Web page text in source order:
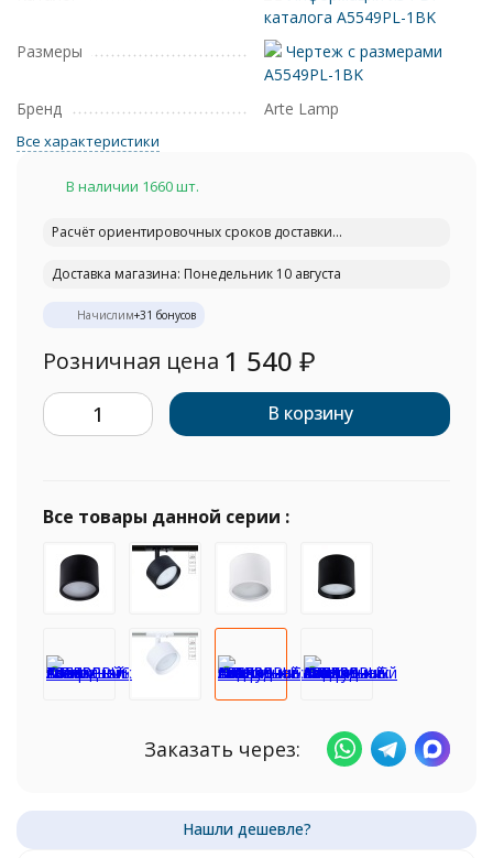
каталога A5549PL-1BK
Размеры
Чертеж с размерами
A5549PL-1BK
Бренд
Arte Lamp
Все характеристики
В наличии 1660 шт.
Расчёт ориентировочных сроков доставки...
Доставка магазина: Понедельник 10 августа
Начислим+31 бонусов
Розничная цена 1 540 ₽
В корзину
Все товары данной серии :
Заказать через: